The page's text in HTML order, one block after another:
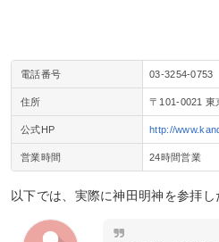
電話番号 03‐3254‐0753
住所 〒101-0021 東
公式HP http://
営業時間 24時間営業
以下では、実際に神田明神を参拝し